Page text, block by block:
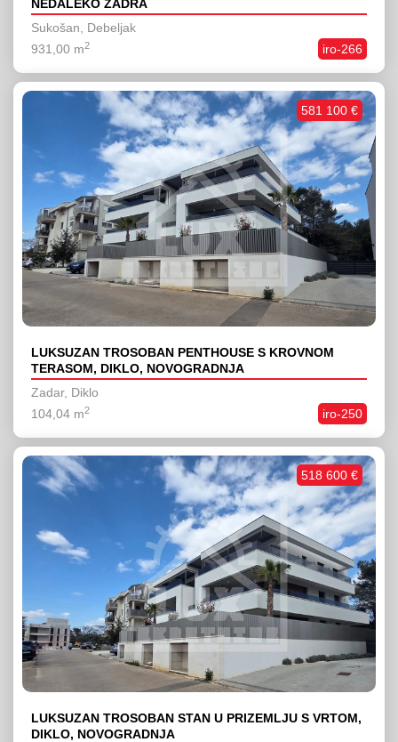
NEDALEKO ZADRA
Sukošan, Debeljak
iro-266
931,00 m2
LUKSUZAN TROSOBAN PENTHOUSE S KROVNOM
TERASOM, DIKLO, NOVOGRADNJA
Zadar, Diklo
iro-250
104,04 m2
581 100 €
LUKSUZAN TROSOBAN STAN U PRIZEMLJU S VRTOM,
DIKLO, NOVOGRADNJA
518 600 €